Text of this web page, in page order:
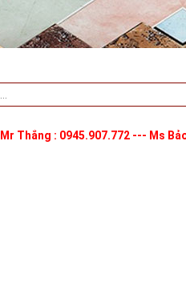
Mr Thắng : 0945.907.772 --- Ms